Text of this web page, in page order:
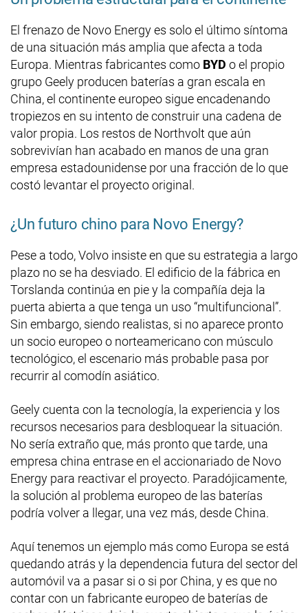
El frenazo de Novo Energy es solo el último síntoma
de una situación más amplia que afecta a toda
Europa. Mientras fabricantes como BYD o el propio
grupo Geely producen baterías a gran escala en
China, el continente europeo sigue encadenando
tropiezos en su intento de construir una cadena de
valor propia. Los restos de Northvolt que aún
sobrevivían han acabado en manos de una gran
empresa estadounidense por una fracción de lo que
costó levantar el proyecto original.
¿Un futuro chino para Novo Energy?
Pese a todo, Volvo insiste en que su estrategia a largo
plazo no se ha desviado. El edificio de la fábrica en
Torslanda continúa en pie y la compañía deja la
puerta abierta a que tenga un uso “multifuncional”.
Sin embargo, siendo realistas, si no aparece pronto
un socio europeo o norteamericano con músculo
tecnológico, el escenario más probable pasa por
recurrir al comodín asiático.
Geely cuenta con la tecnología, la experiencia y los
recursos necesarios para desbloquear la situación.
No sería extraño que, más pronto que tarde, una
empresa china entrase en el accionariado de Novo
Energy para reactivar el proyecto. Paradójicamente,
la solución al problema europeo de las baterías
podría volver a llegar, una vez más, desde China.
Aquí tenemos un ejemplo más como Europa se está
quedando atrás y la dependencia futura del sector del
automóvil va a pasar si o si por China, y es que no
contar con un fabricante europeo de baterías de